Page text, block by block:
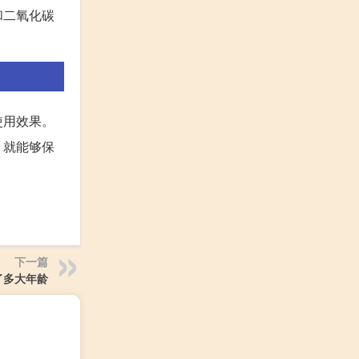
氧化碳
效果。
能够保
下一篇
大年龄